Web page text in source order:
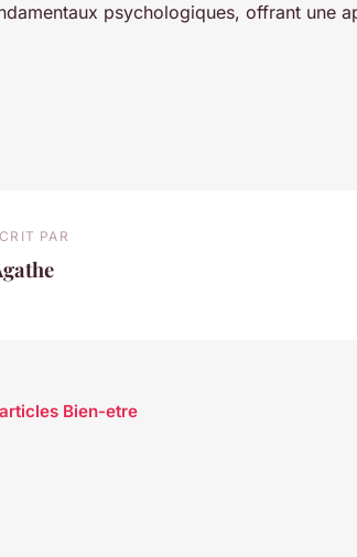
psychologiques, offrant une
PAR
Bien-etre